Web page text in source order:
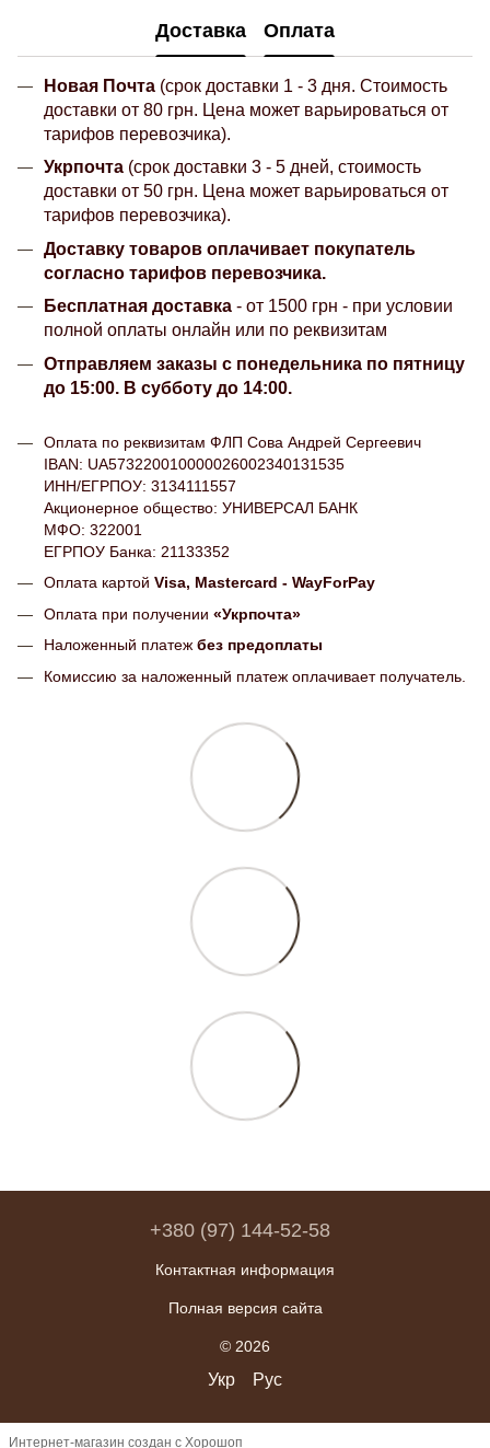
Доставка Оплата
Новая Почта (срок доставки 1 - 3 дня. Стоимость
доставки от 80 грн. Цена может варьироваться от
тарифов перевозчика).
Укрпочта (срок доставки 3 - 5 дней, стоимость
доставки от 50 грн. Цена может варьироваться от
тарифов перевозчика).
Доставку товаров оплачивает покупатель
согласно тарифов перевозчика.
Бесплатная доставка - от 1500 грн - при условии
полной оплаты онлайн или по реквизитам
Отправляем заказы с понедельника по пятницу
до 15:00. В субботу до 14:00.
Оплата по реквизитам ФЛП Сова Андрей Сергеевич
IBAN: UA573220010000026002340131535
ИНН/ЕГРПОУ: 3134111557
Акционерное общество: УНИВЕРСАЛ БАНК
МФО: 322001
ЕГРПОУ Банка: 21133352
Оплата картой Visa, Mastercard - WayForPay
Оплата при получении «Укрпочта»
Наложенный платеж без предоплаты
Комиссию за наложенный платеж оплачивает получатель.
+380 (97) 144-52-58
Контактная информация
Полная версия сайта
© 2026
Укр Рус
Интернет-магазин создан с Хорошоп